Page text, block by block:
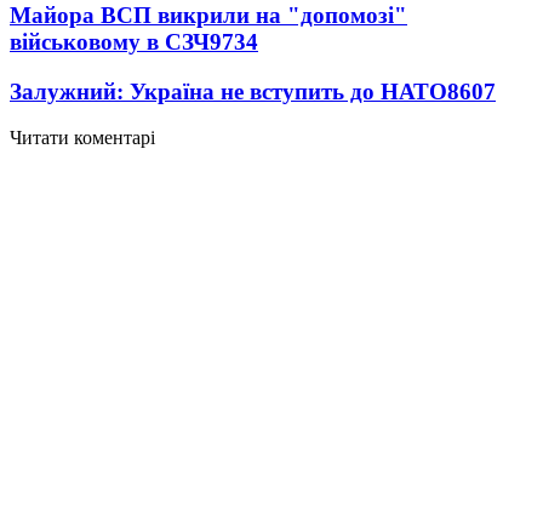
Майора ВСП викрили на "допомозі"
військовому в СЗЧ9734
Залужний: Україна не вступить до НАТО8607
Читати коментарі